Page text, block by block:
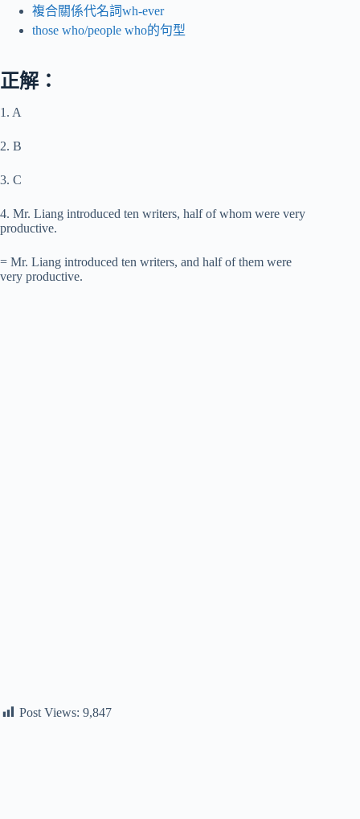
複合關係代名詞wh-ever
those who/people who的句型
正解：
1. A
2. B
3. C
4. Mr. Liang introduced ten writers, half of whom were very
productive.
= Mr. Liang introduced ten writers, and half of them were
very productive.
Post Views: 9,847